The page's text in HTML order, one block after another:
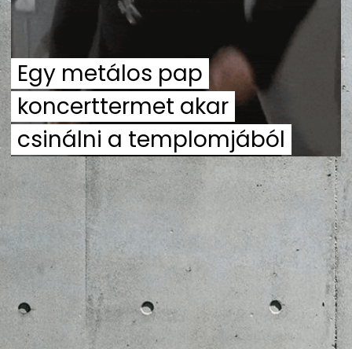
ZENE
IMPRESSZUM
PR-ARCHÍVUM
ADATKEZELÉSI TÁJÉKOZTATÓ
Egy metálos pap
koncerttermet akar
csinálni a templomjából